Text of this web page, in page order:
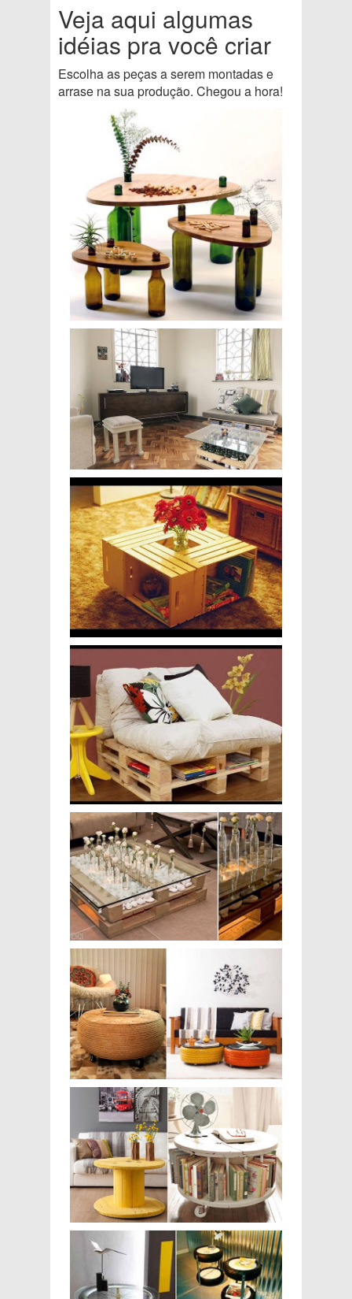
Veja aqui algumas
idéias pra você criar
Escolha as peças a serem montadas e
arrase na sua produção. Chegou a hora!